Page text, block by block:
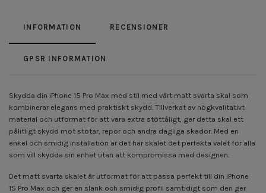
INFORMATION RECENSIONER
GPSR INFORMATION
Skydda din iPhone 15 Pro Max med stil med vårt matt svarta skal som
kombinerar elegans med praktiskt skydd. Tillverkat av högkvalitativt
material och utformat för att vara extra stöttåligt, ger detta skal ett
pålitligt skydd mot stötar, repor och andra dagliga skador. Med en
enkel och smidig installation är det här skalet det perfekta valet för alla
som vill skydda sin enhet utan att kompromissa med designen.
Det matt svarta skalet är utformat för att passa perfekt till din iPhone
15 Pro Max och ger en slank och smidig profil samtidigt som den ger